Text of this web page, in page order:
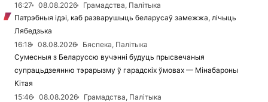
16:27
08.08.2026
Грамадства, Палітыка
Патрэбныя ідэі, каб разварушыць беларусаў замежжа, лічыць
Лябедзька
16:18
08.08.2026
Бяспека, Палітыка
Сумесныя з Беларуссю вучэнні будуць прысвечаныя
супрацьдзеянню тэрарызму ў гарадскіх ўмовах — Мінабароны
Кітая
15:46
08.08.2026
Грамадства, Палітыка